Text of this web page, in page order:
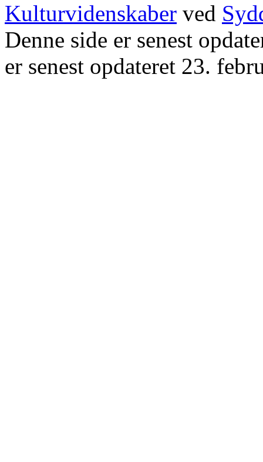
Kulturvidenskaber ved
Denne side er senest
er senest opdateret 23.